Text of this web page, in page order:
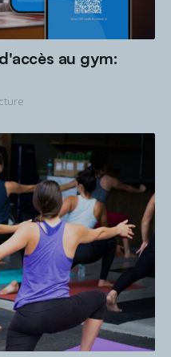
au gym: